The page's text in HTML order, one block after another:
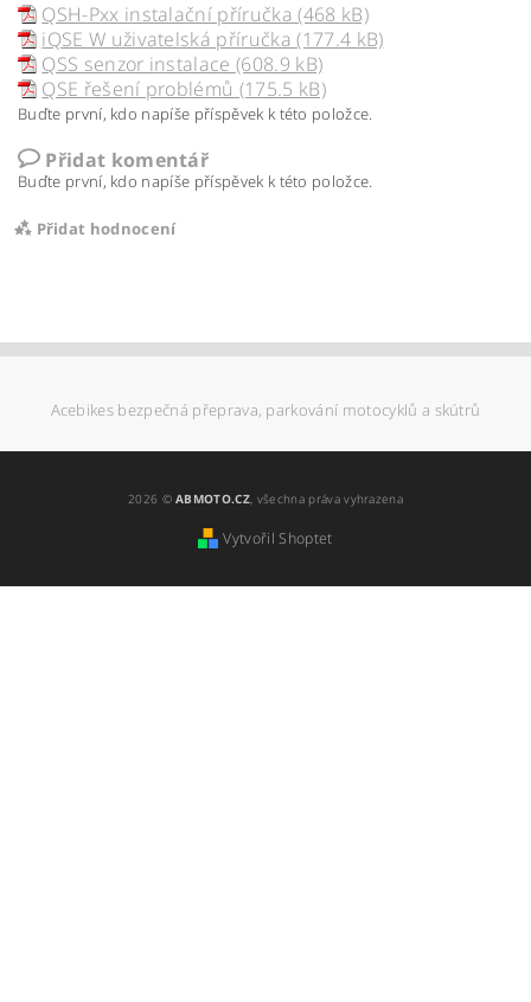
QSH-Pxx instalační příručka (468 kB)
iQSE W uživatelská příručka (177.4 kB)
QSS senzor instalace (608.9 kB)
QSE řešení problémů (175.5 kB)
Buďte první, kdo napíše příspěvek k této položce.
Přidat komentář
Buďte první, kdo napíše příspěvek k této položce.
Přidat hodnocení
Acebikes bezpečná přeprava, parkování motocyklů a skútrů
2026 ©ABMOTO.CZ, všechna práva vyhrazena
Vytvořil Shoptet